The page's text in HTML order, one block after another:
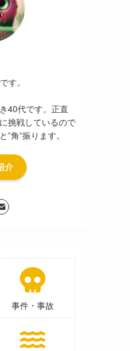
す。
40代です。正直
挑戦しているので
角”振ります。
介
事件・事故